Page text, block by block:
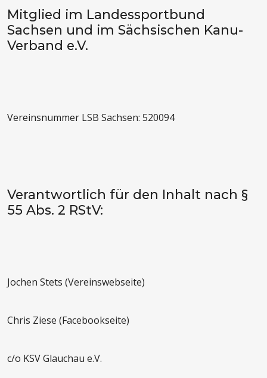
Mitglied im Landessportbund
Sachsen und im Sächsischen Kanu-
Verband e.V.
Vereinsnummer LSB Sachsen: 520094
Verantwortlich für den Inhalt nach §
55 Abs. 2 RStV:
Jochen Stets (Vereinswebseite)
Chris Ziese (Facebookseite)
c/o KSV Glauchau e.V.